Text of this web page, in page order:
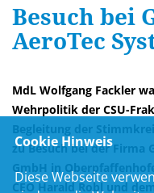
Besuch bei
AeroTec
MdL Wolfgang Fackler
Wehrpolitik der CSU-
Begleitung der
zu Besuch bei der Firma
GmbH in
CEO Harald Robl und
Cookie Hinweis
Diese Webseite